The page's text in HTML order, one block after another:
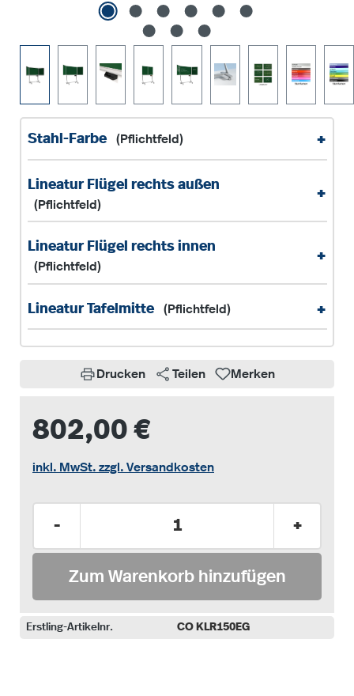
Stahl-Farbe (Pflichtfeld) +
Lineatur Flügel rechts außen
(Pflichtfeld)
+
Lineatur Flügel rechts innen
(Pflichtfeld)
+
Lineatur Tafelmitte (Pflichtfeld) +
Drucken Teilen Merken
802,00 €
inkl. MwSt. zzgl. Versandkosten
- +
Zum Warenkorb hinzufügen
Erstling-Artikelnr. CO KLR150EG